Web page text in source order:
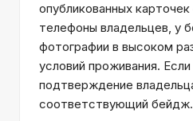
опубликованных
телефоны владельцев, у
фотографии в высоком
условий проживания.
подтверждение
соответствующий бейдж.